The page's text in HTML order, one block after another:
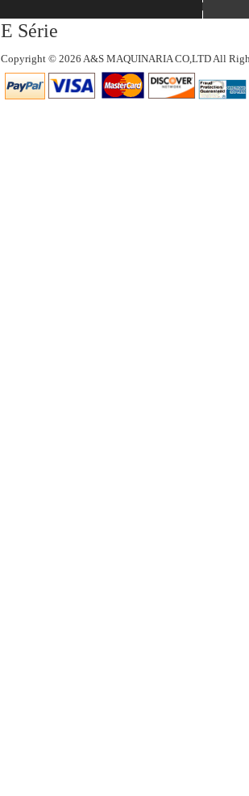
E Série
Copyright © 2026 A&S MAQUINARIA CO,LTD All